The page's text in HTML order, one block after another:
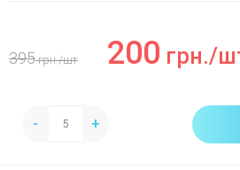
395грн./шт 200 грн./
- +